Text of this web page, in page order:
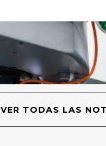
VER TODAS LAS